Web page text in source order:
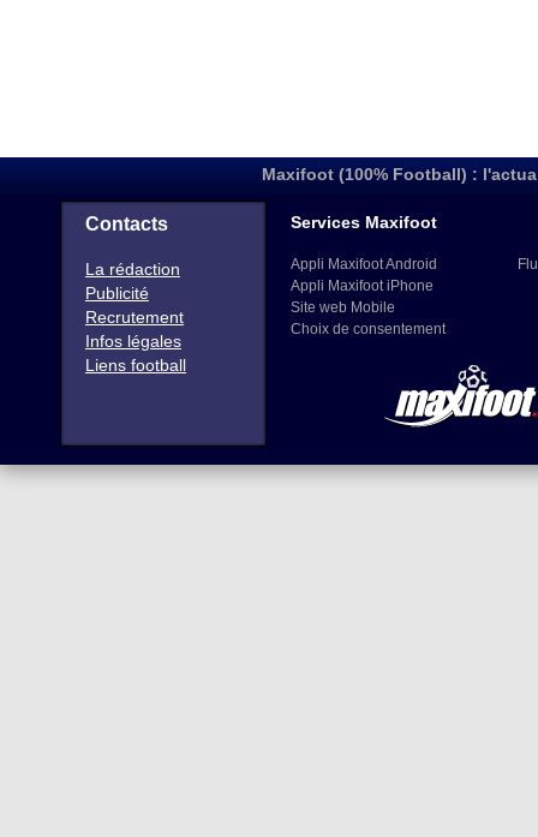
Maxifoot (100% Football) :
Contacts
La rédaction
Publicité
Recrutement
Infos légales
Liens football
Services Maxifoot
Appli Maxifoot Android
Appli Maxifoot iPhone
Site web Mobile
Choix de consentement